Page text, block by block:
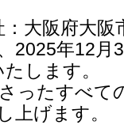
大阪府大阪
2025年12月
します。
ったすべて
上げます。